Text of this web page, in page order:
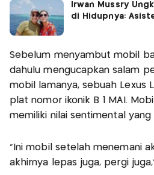
Irwan Mussry
di Hidupnya:
Sebelum menyambut mobil
dahulu mengucapkan salam
mobil lamanya, sebuah Lexus
plat nomor ikonik B 1 MAI.
memiliki nilai sentimental
"Ini mobil setelah menemani
akhirnya lepas juga, pergi